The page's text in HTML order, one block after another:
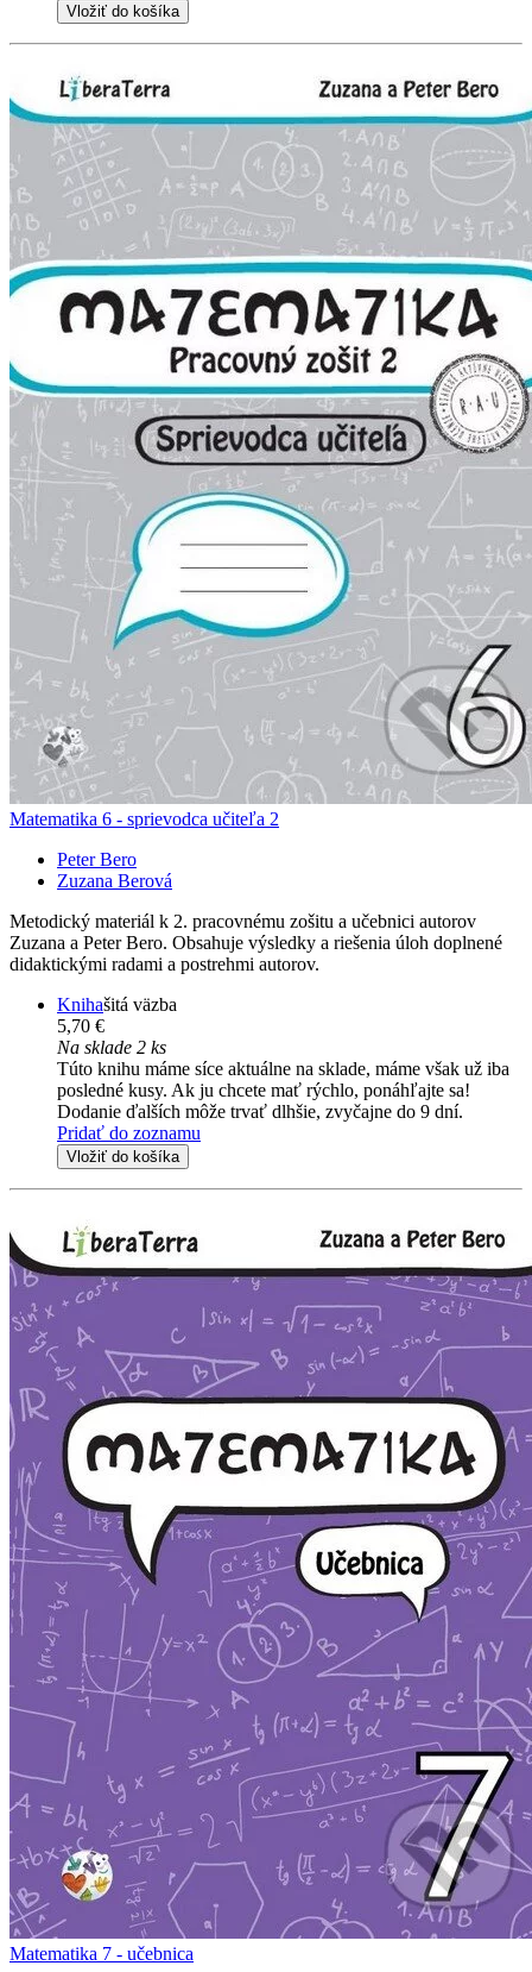
Vložiť do košíka
Matematika 6 - sprievodca učiteľa 2
Peter Bero
Zuzana Berová
Metodický materiál k 2. pracovnému zošitu a učebnici autorov
Zuzana a Peter Bero. Obsahuje výsledky a riešenia úloh doplnené
didaktickými radami a postrehmi autorov.
Knihašitá väzba
5,70 €
Na sklade 2 ks
Túto knihu máme síce aktuálne na sklade, máme však už iba
posledné kusy. Ak ju chcete mať rýchlo, ponáhľajte sa!
Dodanie ďalších môže trvať dlhšie, zvyčajne do 9 dní.
Pridať do zoznamu
Vložiť do košíka
Matematika 7 - učebnica